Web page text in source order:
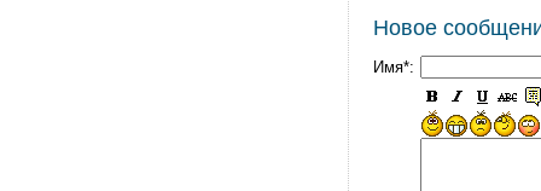
Новое
Имя*: